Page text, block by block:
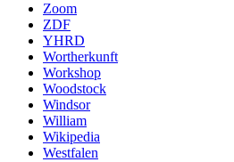
Zoom
ZDF
YHRD
Wortherkunft
Workshop
Woodstock
Windsor
William
Wikipedia
Westfalen